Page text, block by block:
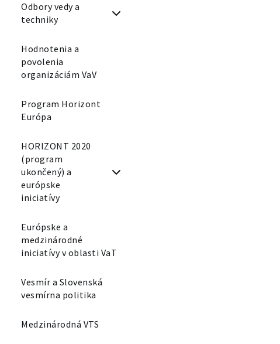
Odbory vedy a
techniky
Hodnotenia a
povolenia
organizáciám VaV
Program Horizont
Európa
HORIZONT 2020
(program
ukončený) a
európske
iniciatívy
Európske a
medzinárodné
iniciatívy v oblasti VaT
Vesmír a Slovenská
vesmírna politika
Medzinárodná VTS